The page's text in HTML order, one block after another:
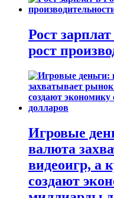
Рост
рост
Игровые
валюта
видеоигр, а
создают